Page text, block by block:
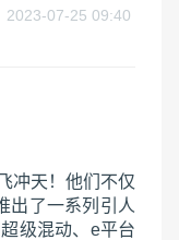
2023-07-25 09:40
冲天！他们不仅
出了一系列引人
级混动、e平台